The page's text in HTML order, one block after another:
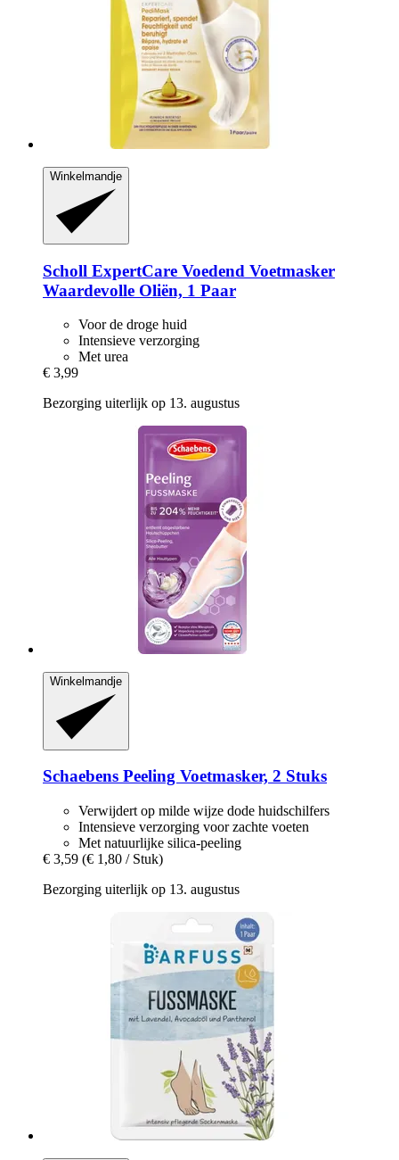
Winkelmandje
Scholl ExpertCare Voedend Voetmasker
Waardevolle Oliën, 1 Paar
Voor de droge huid
Intensieve verzorging
Met urea
€ 3,99
Bezorging uiterlijk op 13. augustus
Winkelmandje
Schaebens Peeling Voetmasker, 2 Stuks
Verwijdert op milde wijze dode huidschilfers
Intensieve verzorging voor zachte voeten
Met natuurlijke silica-peeling
€ 3,59 (€ 1,80 / Stuk)
Bezorging uiterlijk op 13. augustus